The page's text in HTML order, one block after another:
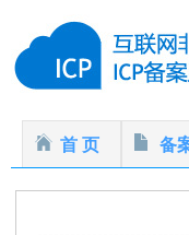
首 页 备